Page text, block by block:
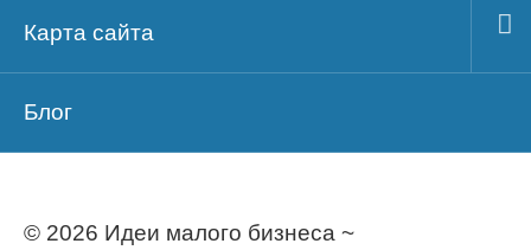
Карта сайта
Блог
© 2026 Идеи малого бизнеса ~